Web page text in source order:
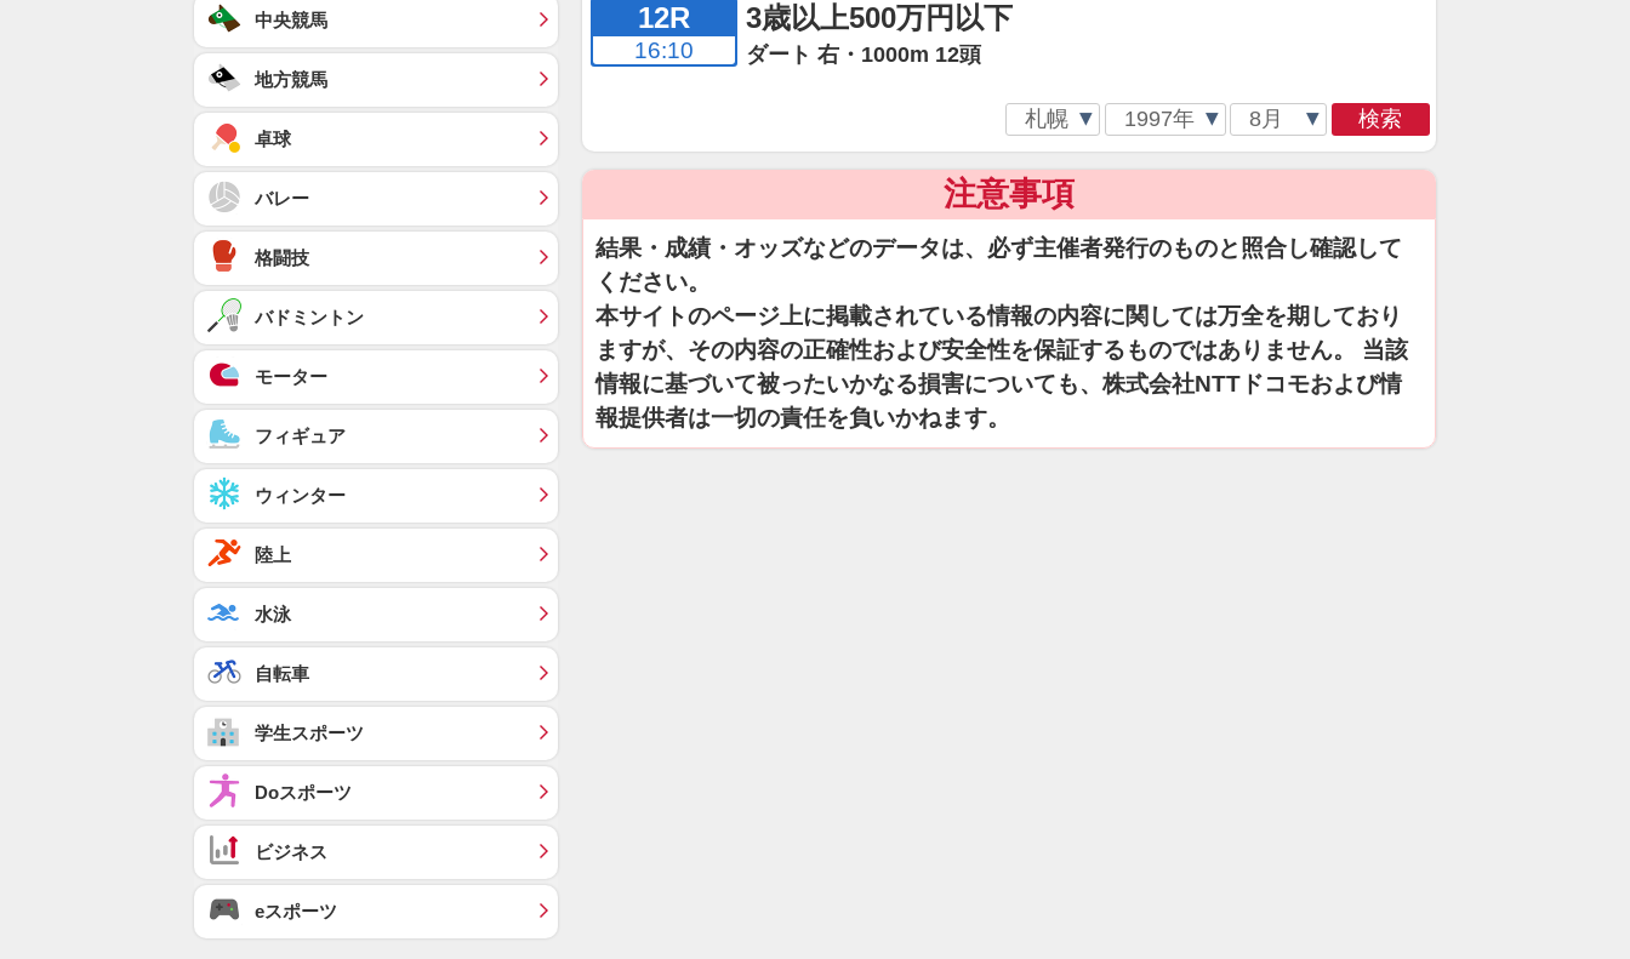
12R
16:10
3歳以上500万円以下
ダート 右・1000m 12頭
検索
注意事項
結果・成績・オッズなどのデータは、必ず主催者発行のものと照合し確認して
ください。
本サイトのページ上に掲載されている情報の内容に関しては万全を期しており
ますが、その内容の正確性および安全性を保証するものではありません。 当該
情報に基づいて被ったいかなる損害についても、株式会社NTTドコモおよび情
報提供者は一切の責任を負いかねます。
中央競馬
地方競馬
卓球
バレー
格闘技
バドミントン
モーター
フィギュア
ウィンター
陸上
水泳
自転車
学生スポーツ
Doスポーツ
ビジネス
eスポーツ